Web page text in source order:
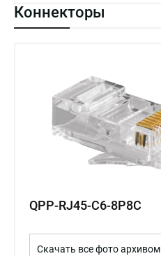
Коннекторы
QPP-RJ45-С6-8P8C
Скачать все фото архивом